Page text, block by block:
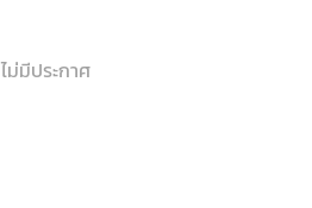
ไม่มีประกาศ